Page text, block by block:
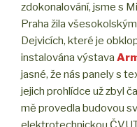
zdokonalování, jsme s
Praha žila
Dejvicích, které je
instalována výstava
jasné, že nás panely s
jejich prohlídce už zbyl
mě provedla budovou